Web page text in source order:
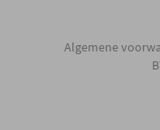
Algemene